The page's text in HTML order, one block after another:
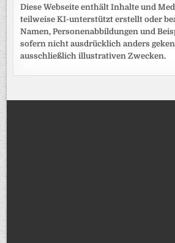
Diese Webseite enthält Inhalte und
teilweise KI-unterstützt erstellt oder
Namen, Personenabbildungen und
sofern nicht ausdrücklich anders
ausschließlich illustrativen Zwecken.